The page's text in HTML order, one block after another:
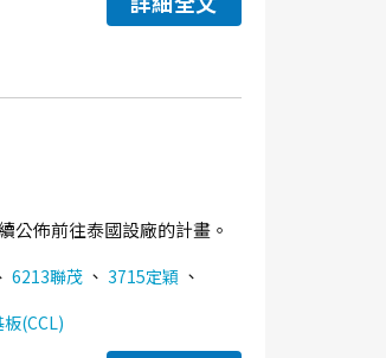
公佈前往泰國設廠的計畫。
6213聯茂 、 3715定穎 、
(CCL)